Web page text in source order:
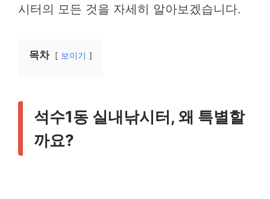
시터의 모든 것을 자세히 알아보겠습니다.
목차 보이기
석수1동 실내낚시터, 왜 특별할
까요?